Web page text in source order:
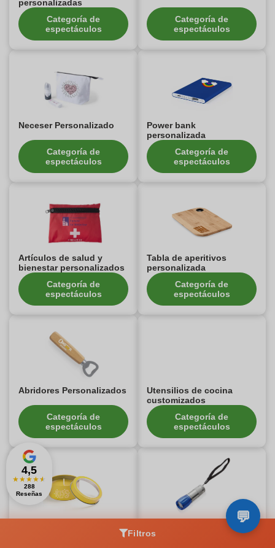
personalizadas
Categoría de
espectáculos
Categoría de
espectáculos
Neceser Personalizado
Categoría de
espectáculos
Power bank
personalizada
Categoría de
espectáculos
Artículos de salud y
bienestar personalizados
Categoría de
espectáculos
Tabla de aperitivos
personalizada
Categoría de
espectáculos
Abridores Personalizados
Categoría de
espectáculos
Utensilios de cocina
customizados
Categoría de
espectáculos
Linternas Personalizadas
Filtros
4,5
★★★★★
288
Reseñas